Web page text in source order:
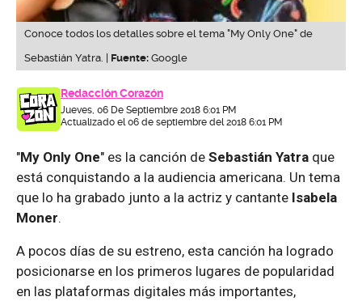
Conoce todos los detalles sobre el tema "My Only One" de
Sebastián Yatra. | Fuente: Google
Redacción Corazón
Jueves, 06 De Septiembre 2018 6:01 PM
Actualizado el 06 de septiembre del 2018 6:01 PM
"My Only One" es la canción de Sebastián Yatra que
está conquistando a la audiencia americana. Un tema
que lo ha grabado junto a la actriz y cantante Isabela
Moner.
A pocos días de su estreno, esta canción ha logrado
posicionarse en los primeros lugares de popularidad
en las plataformas digitales más importantes,